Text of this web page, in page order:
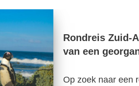
Rondreis Zuid-
van een
Op zoek naar een